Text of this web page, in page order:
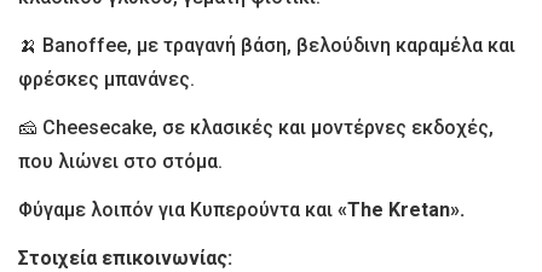
🍌 Banoffee, με τραγανή βάση, βελούδινη καραμέλα και
φρέσκες μπανάνες.
🧀 Cheesecake, σε κλασικές και μοντέρνες εκδοχές,
που λιώνει στο στόμα.
Φύγαμε λοιπόν για Κυπερούντα και «The Kretan».
Στοιχεία επικοινωνίας: